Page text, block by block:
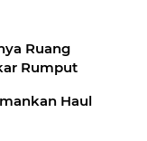
Ruang
Rumput
Haul